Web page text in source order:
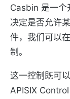
Casbin 是一个
决定是否允许
件，我们可以
制。
这一控制既可
APISIX